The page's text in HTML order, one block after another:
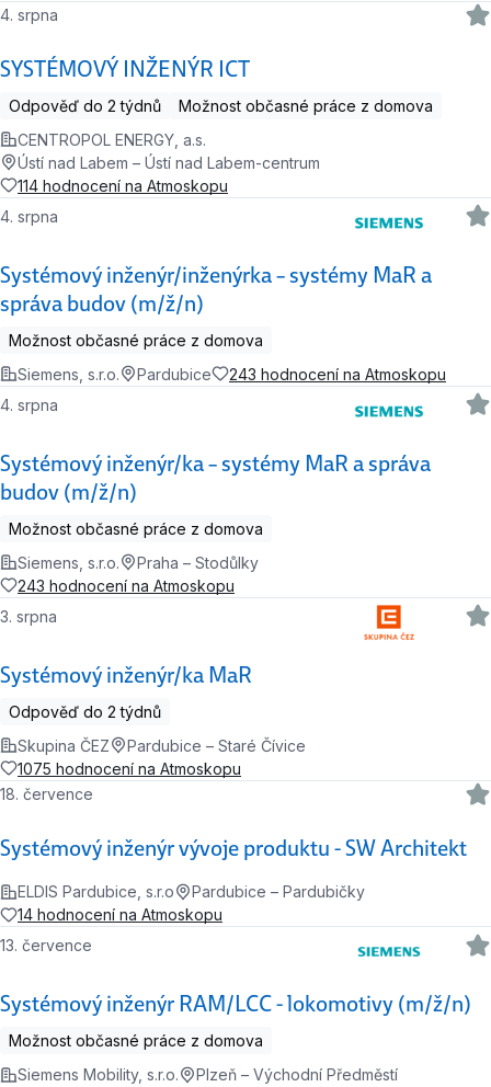
SYSTÉMOVÝ INŽENÝR ICT
4. srpna
Odpověď do 2 týdnů
Možnost občasné práce z domova
CENTROPOL ENERGY, a.s.
Ústí nad Labem – Ústí nad Labem-centrum
114 hodnocení na Atmoskopu
Systémový inženýr/inženýrka – systémy MaR a
správa budov (m/ž/n)
4. srpna
Možnost občasné práce z domova
Siemens, s.r.o.
Pardubice 243 hodnocení na Atmoskopu
Systémový inženýr/ka – systémy MaR a správa
budov (m/ž/n)
4. srpna
Možnost občasné práce z domova
Siemens, s.r.o.
Praha – Stodůlky
243 hodnocení na Atmoskopu
Systémový inženýr/ka MaR
3. srpna
Odpověď do 2 týdnů
Skupina ČEZ
Pardubice – Staré Čívice
1075 hodnocení na Atmoskopu
Systémový inženýr vývoje produktu - SW Architekt
18. července
ELDIS Pardubice, s.r.o
Pardubice – Pardubičky
14 hodnocení na Atmoskopu
Systémový inženýr RAM/LCC - lokomotivy (m/ž/n)
13. července
Možnost občasné práce z domova
Siemens Mobility, s.r.o.
Plzeň – Východní Předměstí